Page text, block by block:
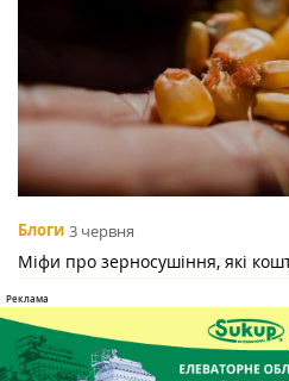
Блоги 3 червня
Міфи про зерносушіння, які